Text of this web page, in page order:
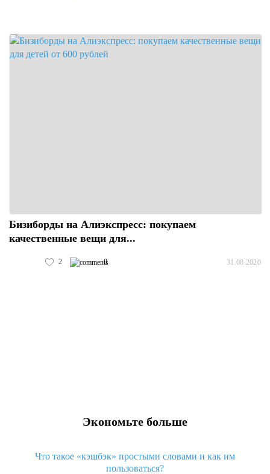
Бизиборды на Алиэкспресс: покупаем
качественные вещи для...
2 0 31.08.2020
Экономьте больше
Что такое «кэшбэк» простыми словами и как им
пользоваться?